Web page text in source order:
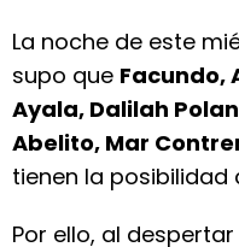
La noche de este
supo que Facundo,
Ayala, Dalilah
Abelito, Mar
tienen la posibilidad
Por ello, al